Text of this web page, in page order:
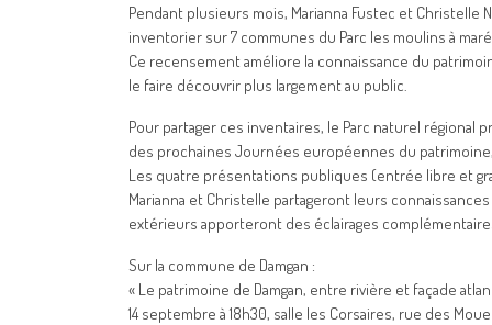
Pendant plusieurs mois, Marianna Fustec et Christelle
inventorier sur 7 communes du Parc les moulins à
Ce recensement améliore la connaissance du
le faire découvrir plus largement au public.
Pour partager ces inventaires, le Parc naturel
des prochaines Journées européennes du patrimoine,
Les quatre présentations publiques (entrée libre et
Marianna et Christelle partageront leurs
extérieurs apporteront des éclairages
Sur la commune de Damgan :
« Le patrimoine de Damgan, entre rivière et façade
14 septembre à 18h30, salle les Corsaires, rue des